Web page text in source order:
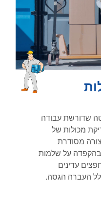
שדורשת עבודה
מכולות של
מסודרת
בהקפדה על שלמות
עדינים
העברה הגסה.